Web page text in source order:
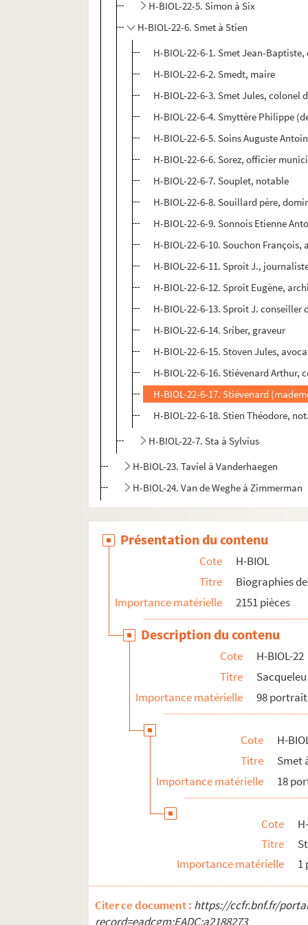
H-BIOL-22-5. Simon à Six
H-BIOL-22-6. Smet à Stien
H-BIOL-22-6-1. Smet Jean-
H-BIOL-22-6-2. Smedt, maire
H-BIOL-22-6-3. Smet Jules,
H-BIOL-22-6-4. Smyttère Philippe
H-BIOL-22-6-5. Soins Auguste
H-BIOL-22-6-6. Sorez, officier
H-BIOL-22-6-7. Souplet, notable
H-BIOL-22-6-8. Souillard père,
H-BIOL-22-6-9. Sonnois Etienne
H-BIOL-22-6-10. Souchon François,
H-BIOL-22-6-11. Sproit J.,
H-BIOL-22-6-12. Sproit Eugène,
H-BIOL-22-6-13. Sproit J. conseiller
H-BIOL-22-6-14. Sriber, graveur
H-BIOL-22-6-15. Stoven Jules,
H-BIOL-22-6-16. Stiévenard Arthur,
H-BIOL-22-6-17. Stiévenard
H-BIOL-22-6-18. Stien Théodore,
H-BIOL-22-7. Sta à Sylvius
H-BIOL-23. Taviel à Vanderhaegen
H-BIOL-24. Van de Weghe à Zimmerman
Présentation du contenu
Cote
H-BIOL
Titre
Biographies
Importance matérielle
2151 pièces
Description du contenu
Cote
H-BIOL-22
Titre
Importance matérielle
98
Cote
H-
Titre
Smet
Importance matérielle
18
Cote
Titre
Importance matérielle
1
Citer ce document : https://ccfr.bnf.fr/
record=eadcgm:EADC:a2188273